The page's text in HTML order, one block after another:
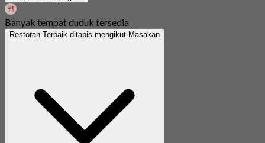
Banyak tempat duduk tersedia
Restoran Terbaik ditapis mengikut Masakan